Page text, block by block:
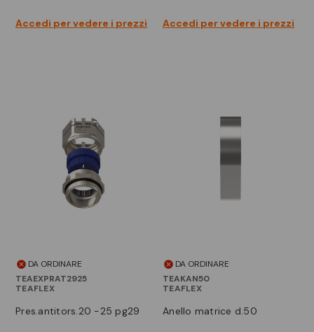
Accedi per vedere i prezzi Accedi per vedere i prezzi
DA ORDINARE
TEAEXPRAT2925
TEAFLEX
pres.antitors.20 -25 pg29
DA ORDINARE
TEAKAN50
TEAFLEX
anello matrice d.50